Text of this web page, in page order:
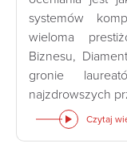
systemów
wieloma
Biznesu,
gronie
najzdrowszych
Czytaj